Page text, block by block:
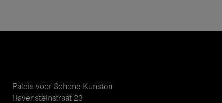
Paleis voor Schone Kunsten
Ravensteinstraat 23